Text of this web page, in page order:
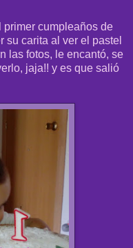
primer cumpleaños de
su carita al ver el pastel
las fotos, le encantó, se
jaja!! y es que salió